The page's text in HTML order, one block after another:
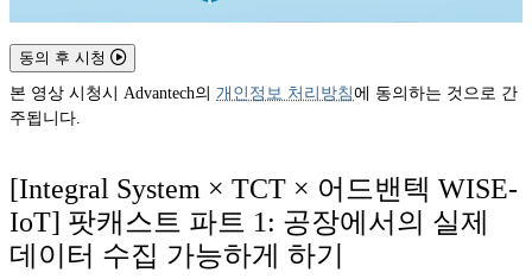
동의 후 시청
본 영상 시청시 Advantech의 개인정보 처리방침에 동의하는 것으로 간
주됩니다.
[Integral System × TCT × 어드밴텍 WISE-
IoT] 팟캐스트 파트 1: 공장에서의 실제
데이터 수집 가능하게 하기